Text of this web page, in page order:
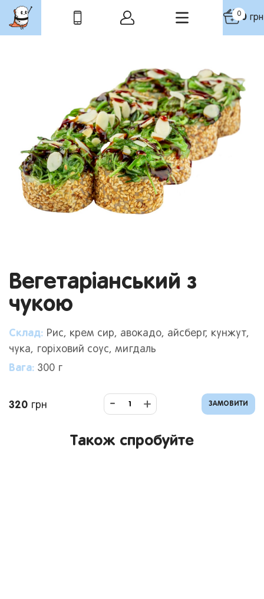
00 грн
Вегетаріанський з
чукою
Склад: Рис, крем сир, авокадо, айсберг, кунжут,
чука, горіховий соус, мигдаль
Вага: 300 г
320 грн - + ЗАМОВИТИ
Також спробуйте